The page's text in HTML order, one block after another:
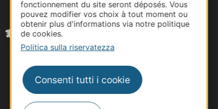
fonctionnement du site seront déposés. Vous
pouvez modifier vos choix à tout moment ou
obtenir plus d'informations via notre politique
de cookies.
Politica sulla riservatezza
Consenti tutti i cookie